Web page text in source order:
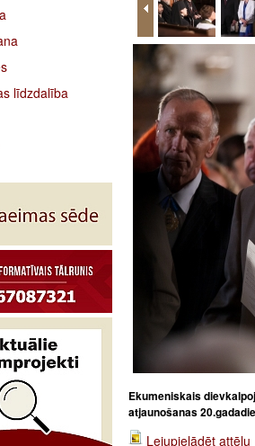
līdzdalība
Ekumeniskais
atjaunošanas
Lejupielādēt attēlu